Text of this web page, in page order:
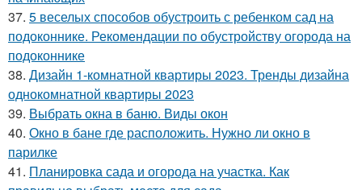
37. 5 веселых способов обустроить с ребенком сад на
подоконнике. Рекомендации по обустройству огорода на
подоконнике
38. Дизайн 1-комнатной квартиры 2023. Тренды дизайна
однокомнатной квартиры 2023
39. Выбрать окна в баню. Виды окон
40. Окно в бане где расположить. Нужно ли окно в
парилке
41. Планировка сада и огорода на участка. Как